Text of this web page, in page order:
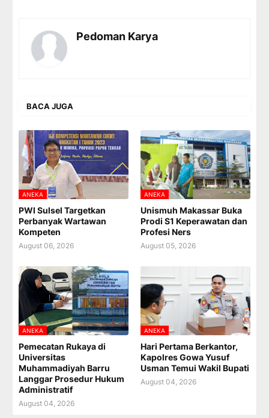
Pedoman Karya
BACA JUGA
ANEKA
PWI Sulsel Targetkan
Perbanyak Wartawan
Kompeten
August 06, 2026
ANEKA
Unismuh Makassar Buka
Prodi S1 Keperawatan dan
Profesi Ners
August 05, 2026
ANEKA
Pemecatan Rukaya di
Universitas
Muhammadiyah Barru
Langgar Prosedur Hukum
Administratif
August 04, 2026
ANEKA
Hari Pertama Berkantor,
Kapolres Gowa Yusuf
Usman Temui Wakil Bupati
August 04, 2026